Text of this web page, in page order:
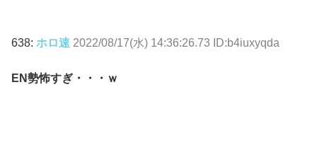
638: ホロ速 2022/08/17(水) 14:36:26.73 ID:b4iuxyqda
EN勢怖すぎ・・・ｗ